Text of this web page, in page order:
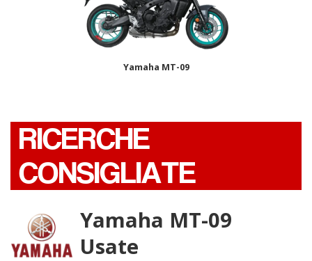
Yamaha MT-09
RICERCHE
CONSIGLIATE
Yamaha MT-09
Usate